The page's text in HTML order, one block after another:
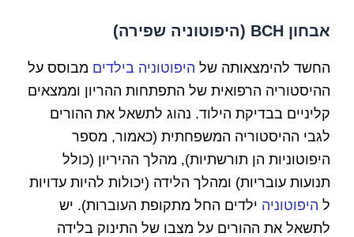
אבחון BCH ( היפוטוניה שפירה)
החשד להימצאותה של היפוטוניה בילדים מבוסס על
ההיסטוריה הרפואית של התפתחות ההריון וממצאים
קליניים בבדיקת הילוד. נהוג לתשאל את ההורים
לגבי ההיסטוריה המשפחתית (כאמור, מספר
היפוטוניות הן תורשתיות), מהלך ההיריון (כולל
תנועות עובריות) ומהלך הלידה (יכולות להיות עדויות
ל היפוטוניה ילדים החל מתקופת העוברות). יש
לתשאל את ההורים על מצבו של התינוק בלידה